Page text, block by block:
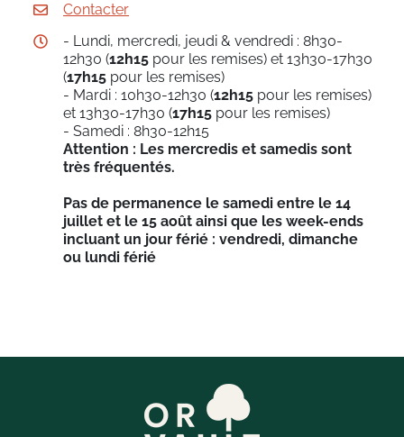
Contacter
- Lundi, mercredi, jeudi & vendredi : 8h30-
12h30 (12h15 pour les remises) et 13h30-17h30
(17h15 pour les remises)
- Mardi : 10h30-12h30 (12h15 pour les remises)
et 13h30-17h30 (17h15 pour les remises)
- Samedi : 8h30-12h15
Attention : Les mercredis et samedis sont
très fréquentés.
Pas de permanence le samedi entre le 14
juillet et le 15 août ainsi que les week-ends
incluant un jour férié : vendredi, dimanche
ou lundi férié